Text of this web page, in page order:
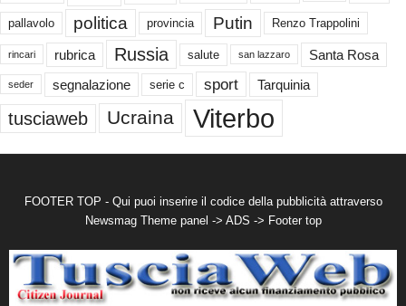
pallavolo politica provincia Putin Renzo Trappolini
rincari rubrica Russia salute san lazzaro Santa Rosa
seder segnalazione serie c sport Tarquinia
tusciaweb Ucraina Viterbo
FOOTER TOP - Qui puoi inserire il codice della pubblicità attraverso
Newsmag Theme panel -> ADS -> Footer top